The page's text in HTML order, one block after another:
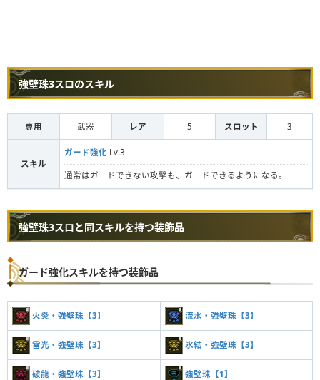
強壁珠3スロのスキル
専用 武器 レア 5 スロット 3
スキル
ガード強化 Lv.3
通常はガードできない攻撃も、ガードできるようになる。
強壁珠3スロと同スキルを持つ装飾品
ガード強化スキルを持つ装飾品
火炎・強壁珠【3】 流水・強壁珠【3】
雷光・強壁珠【3】 氷結・強壁珠【3】
破龍・強壁珠【3】 強壁珠【1】